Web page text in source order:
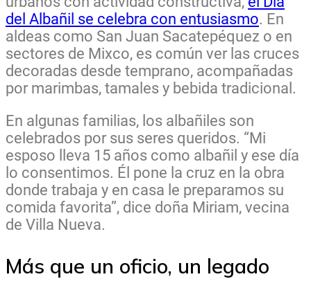
del Albañil se celebra con entusiasmo. En
aldeas como San Juan Sacatepéquez o en
sectores de Mixco, es común ver las cruces
decoradas desde temprano, acompañadas
por marimbas, tamales y bebida tradicional.
En algunas familias, los albañiles son
celebrados por sus seres queridos. “Mi
esposo lleva 15 años como albañil y ese día
lo consentimos. Él pone la cruz en la obra
donde trabaja y en casa le preparamos su
comida favorita”, dice doña Miriam, vecina
de Villa Nueva.
Más que un oficio, un legado